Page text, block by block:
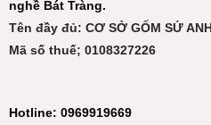
nghề Bát Tràng.
Tên đầy đủ: CƠ SỞ GỐM SỨ
Mã số thuế; 0108327226
Hotline: 0969919669